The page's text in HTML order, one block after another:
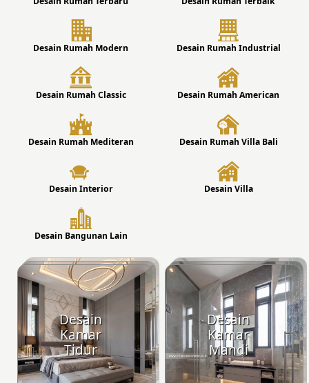
Desain Rumah Modern Desain Rumah Industrial
Desain Rumah Classic Desain Rumah American
Desain Rumah Mediteran Desain Rumah Villa Bali
Desain Interior Desain Villa
Desain Bangunan Lain
Desain
Kamar
Tidur
Desain
Kamar
Mandi